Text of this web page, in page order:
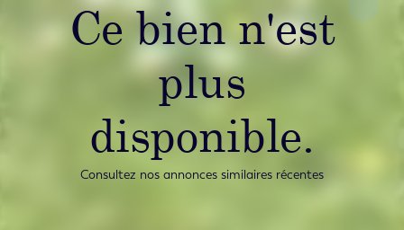
Ce bien n'est
plus
disponible.
Consultez nos annonces similaires récentes